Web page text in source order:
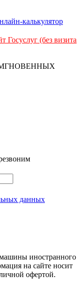
Госуслуг (без визита
данных
иностранного
на сайте носит
офертой.